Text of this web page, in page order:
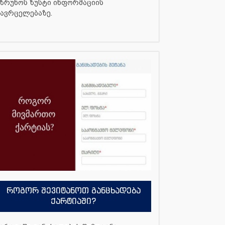
ზუსტი ინფორმაციის
როგორ შევიტანოთ განცხადება
ქარტიაში?